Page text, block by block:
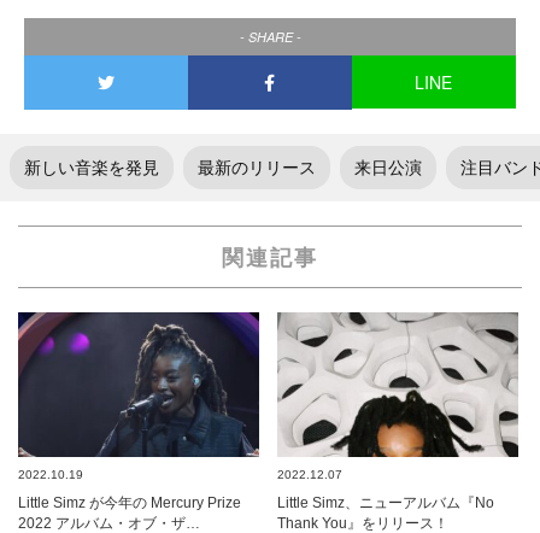
- SHARE -
LINE
新しい音楽を発見 最新のリリース 来日公演 注目バン
関連記事
2022.10.19
Little Simz が今年の Mercury Prize
2022 アルバム・オブ・ザ…
2022.12.07
Little Simz、ニューアルバム『No
Thank You』をリリース！